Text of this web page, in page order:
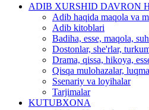
ADIB XURSHID DAVRON
Adib haqida maqola va
Adib kitoblari
Badiha, esse, maqola,
Dostonlar, she'rlar,
Drama, qissa, hikoya,
Qisqa mulohazalar,
Ssenariy va loyihalar
Tarjimalar
KUTUBXONA